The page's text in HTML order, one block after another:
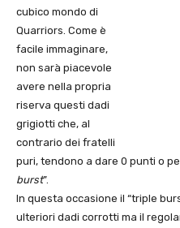
cubico mondo di
Quarriors. Come è
facile immaginare,
non sarà piacevole
avere nella propria
riserva questi dadi
grigiotti che, al
contrario dei fratelli
puri, tendono a dare 0 punti o
burst”.
In questa occasione il “triple
ulteriori dadi corrotti ma il